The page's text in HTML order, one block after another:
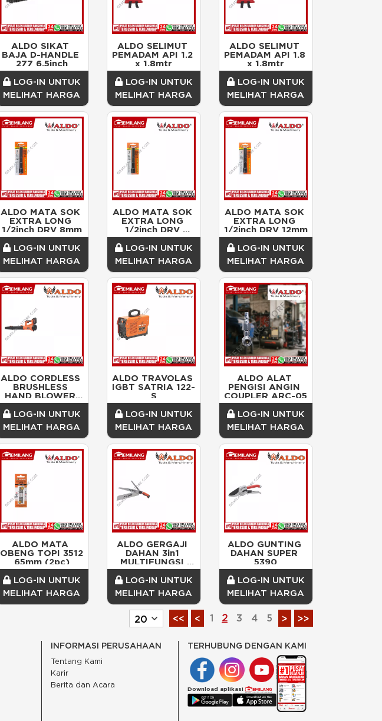
ALDO SIKAT
BAJA D-HANDLE
277 6.5inch
LOG-IN UNTUK
MELIHAT HARGA
ALDO SELIMUT
PEMADAM API 1.2
x 1.8mtr
LOG-IN UNTUK
MELIHAT HARGA
ALDO SELIMUT
PEMADAM API 1.8
x 1.8mtr
LOG-IN UNTUK
MELIHAT HARGA
ALDO MATA SOK
EXTRA LONG
1/2inch DRV 8mm
LOG-IN UNTUK
MELIHAT HARGA
ALDO MATA SOK
EXTRA LONG
1/2inch DRV
10mm
LOG-IN UNTUK
MELIHAT HARGA
ALDO MATA SOK
EXTRA LONG
1/2inch DRV 12mm
LOG-IN UNTUK
MELIHAT HARGA
ALDO CORDLESS
BRUSHLESS
HAND BLOWER
PANJANG CDS-
6506
LOG-IN UNTUK
MELIHAT HARGA
ALDO TRAVOLAS
IGBT SATRIA 122-
S
LOG-IN UNTUK
MELIHAT HARGA
ALDO ALAT
PENGISI ANGIN
COUPLER ARC-05
LOG-IN UNTUK
MELIHAT HARGA
ALDO MATA
OBENG TOPI 3512
65mm (2pc)
LOG-IN UNTUK
MELIHAT HARGA
ALDO GERGAJI
DAHAN 3in1
MULTIFUNGSI
7031
LOG-IN UNTUK
MELIHAT HARGA
ALDO GUNTING
DAHAN SUPER
5390
LOG-IN UNTUK
MELIHAT HARGA
<< < 1 2 3 4 5 > >>
INFORMASI PERUSAHAAN
Tentang Kami
Karir
Berita dan Acara
TERHUBUNG DENGAN KAMI
Download aplikasi